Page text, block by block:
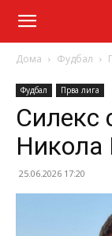
Дома Фудбал
Фудбал Прва лига
Силекс
Никола
25.06.2026 17:20